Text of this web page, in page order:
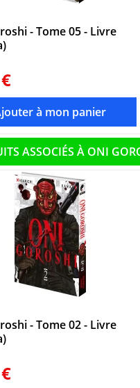
- Tome 05 - Livre
ASSOCIÉS À ONI
- Tome 02 - Livre